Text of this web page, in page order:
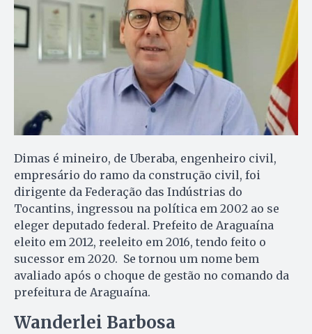
Dimas é mineiro, de Uberaba, engenheiro civil,
empresário do ramo da construção civil, foi
dirigente da Federação das Indústrias do
Tocantins, ingressou na política em 2002 ao se
eleger deputado federal. Prefeito de Araguaína
eleito em 2012, reeleito em 2016, tendo feito o
sucessor em 2020. Se tornou um nome bem
avaliado após o choque de gestão no comando da
prefeitura de Araguaína.
Wanderlei Barbosa